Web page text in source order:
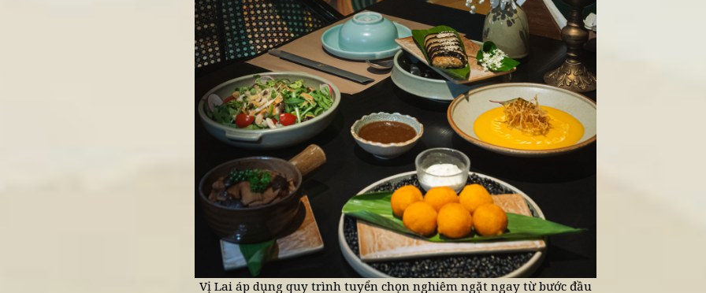
Khác với món mặn có sự hỗ trợ của các loại thịt, hải sản hay gia vị mạnh, món
thuộc hoàn toàn vào hương vị vốn có của rau củ và thảo mộc. Khi nguyên liệu
món ăn tự nhiên có độ ngọt thanh, mùi thơm nhẹ và màu sắc bắt mắt.
1.2. Bảo vệ sức khỏe người dùng
Rau củ không đạt chuẩn dễ tồn dư thuốc bảo vệ thực vật, làm mất đi ý nghĩa
cơ thể” mà nhiều người tìm đến món chay. Việc lựa chọn nguyên liệu sạch giúp
tối đa rủi ro và giữ trọn giá trị dinh dưỡng.
1.3. Tôn trọng triết lý ẩm thực lành
Ẩm thực chay không đơn thuần là ăn uống mà gắn với tinh thần, lối sống an
chọn nguyên liệu sạch chính là cách thể hiện sự trân trọng đối với thiên nhiên
khỏe bản thân.